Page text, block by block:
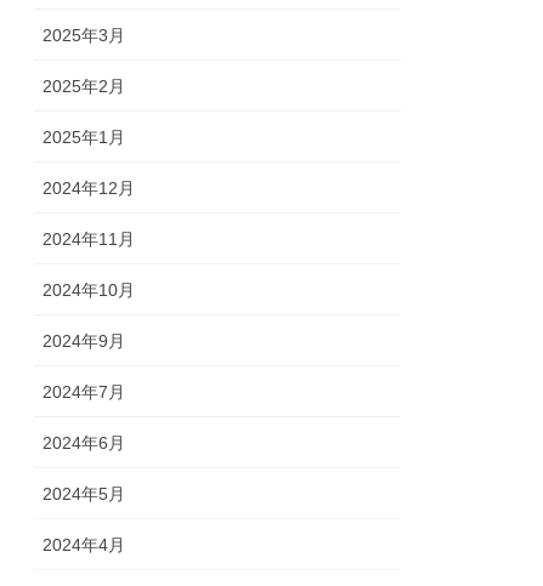
2025年3月
2025年2月
2025年1月
2024年12月
2024年11月
2024年10月
2024年9月
2024年7月
2024年6月
2024年5月
2024年4月